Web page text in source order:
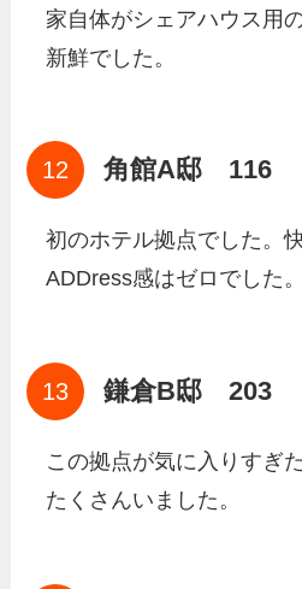
家自体がシェアハウス用
新鮮でした。
角館A邸 116
初のホテル拠点でした。
ADDress感はゼロでした。
鎌倉B邸 203
この拠点が気に入りすぎ
たくさんいました。